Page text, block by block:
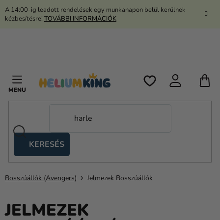
Ugrás
A 14:00-ig leadott rendelések egy munkanapon belül kerülnek
kézbesítésre! TOVÁBBI INFORMÁCIÓK
KERESÉS
sátrak
Kanekalon
Hélium
és
Bosszúállók (Avengers) Jelmezek Bosszúállók
JELMEZEK